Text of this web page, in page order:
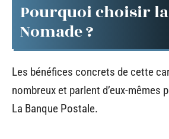
Pourquoi choisir la
Nomade ?
Les bénéfices concrets de cette
nombreux et parlent d’eux-mêmes
La Banque Postale.